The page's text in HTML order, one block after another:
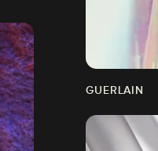
GUERLAIN